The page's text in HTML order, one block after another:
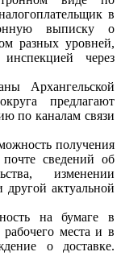
в
выписку о
разных уровней,
через
Архангельской
предлагают
по каналам связи
получения
сведений об
изменении
актуальной
на бумаге в
места и в
о доставке.